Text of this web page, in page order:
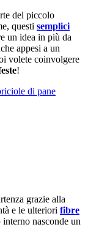
del piccolo
questi semplici
un idea in più da
appesi a un
volete coinvolgere
!
di pane
grazie alla
e le ulteriori fibre
nasconde un